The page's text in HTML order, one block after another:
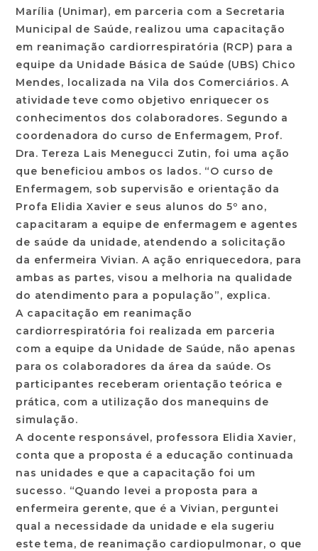
Marília (Unimar), em parceria com a Secretaria
Municipal de Saúde, realizou uma capacitação
em reanimação cardiorrespiratória (RCP) para a
equipe da Unidade Básica de Saúde (UBS) Chico
Mendes, localizada na Vila dos Comerciários. A
atividade teve como objetivo enriquecer os
conhecimentos dos colaboradores. Segundo a
coordenadora do curso de Enfermagem, Prof.
Dra. Tereza Lais Menegucci Zutin, foi uma ação
que beneficiou ambos os lados. “O curso de
Enfermagem, sob supervisão e orientação da
Profa Elidia Xavier e seus alunos do 5º ano,
capacitaram a equipe de enfermagem e agentes
de saúde da unidade, atendendo a solicitação
da enfermeira Vivian. A ação enriquecedora, para
ambas as partes, visou a melhoria na qualidade
do atendimento para a população”, explica.
A capacitação em reanimação
cardiorrespiratória foi realizada em parceria
com a equipe da Unidade de Saúde, não apenas
para os colaboradores da área da saúde. Os
participantes receberam orientação teórica e
prática, com a utilização dos manequins de
simulação.
A docente responsável, professora Elidia Xavier,
conta que a proposta é a educação continuada
nas unidades e que a capacitação foi um
sucesso. “Quando levei a proposta para a
enfermeira gerente, que é a Vivian, perguntei
qual a necessidade da unidade e ela sugeriu
este tema, de reanimação cardiopulmonar, o que